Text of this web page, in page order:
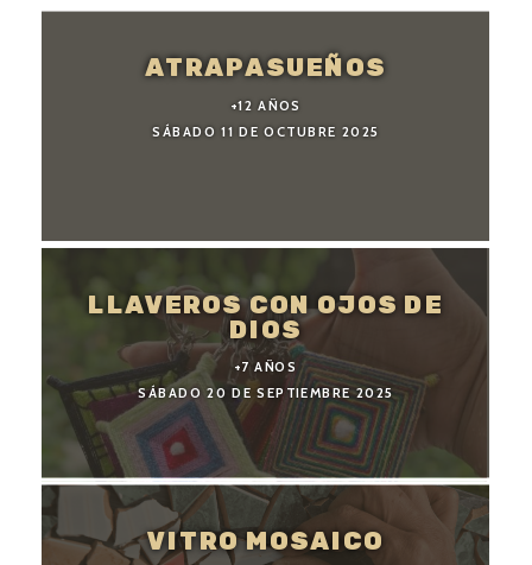
ATRAPASUEÑOS
+12 AÑOS
SÁBADO 11 DE OCTUBRE 2025
LLAVEROS CON OJOS DE
DIOS
+7 AÑOS
SÁBADO 20 DE SEPTIEMBRE 2025
VITRO MOSAICO